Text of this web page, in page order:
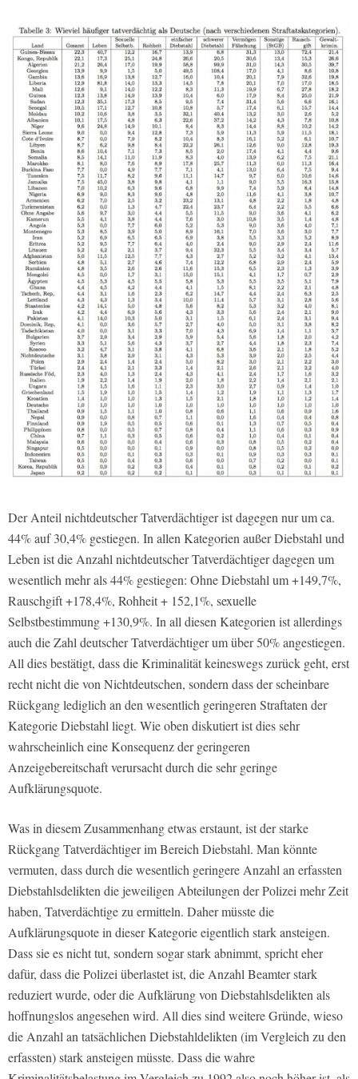
Der Anteil nichtdeutscher Tatverdächtiger ist dagegen nur um ca.
44% auf 30,4% gestiegen. In allen Kategorien außer Diebstahl und
Leben ist die Anzahl nichtdeutscher Tatverdächtiger dagegen um
wesentlich mehr als 44% gestiegen: Ohne Diebstahl um +149,7%,
Rauschgift +178,4%, Rohheit + 152,1%, sexuelle
Selbstbestimmung +130,9%. In all diesen Kategorien ist allerdings
auch die Zahl deutscher Tatverdächtiger um über 50% angestiegen.
All dies bestätigt, dass die Kriminalität keineswegs zurück geht, erst
recht nicht die von Nichtdeutschen, sondern dass der scheinbare
Rückgang lediglich an den wesentlich geringeren Straftaten der
Kategorie Diebstahl liegt. Wie oben diskutiert ist dies sehr
wahrscheinlich eine Konsequenz der geringeren
Anzeigebereitschaft verursacht durch die sehr geringe
Aufklärungsquote.
Was in diesem Zusammenhang etwas erstaunt, ist der starke
Rückgang Tatverdächtiger im Bereich Diebstahl. Man könnte
vermuten, dass durch die wesentlich geringere Anzahl an erfassten
Diebstahlsdelikten die jeweiligen Abteilungen der Polizei mehr Zeit
haben, Tatverdächtige zu ermitteln. Daher müsste die
Aufklärungsquote in dieser Kategorie eigentlich stark ansteigen.
Dass sie es nicht tut, sondern sogar stark abnimmt, spricht eher
dafür, dass die Polizei überlastet ist, die Anzahl Beamter stark
reduziert wurde, oder die Aufklärung von Diebstahlsdelikten als
hoffnungslos angesehen wird. All dies sind weitere Gründe, wieso
die Anzahl an tatsächlichen Diebstahldelikten (im Vergleich zu den
erfassten) stark ansteigen müsste. Dass die wahre